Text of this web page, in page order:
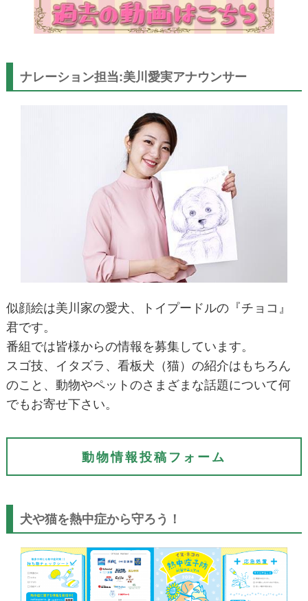
ナレーション担当:美川愛実アナウンサー
似顔絵は美川家の愛犬、トイプードルの『チョコ』
君です。
番組では皆様からの情報を募集しています。
スゴ技、イタズラ、看板犬（猫）の紹介はもちろん
のこと、 動物やペットのさまざまな話題について何
でもお寄せ下さい。
動物情報投稿フォーム
犬や猫を熱中症から守ろう！